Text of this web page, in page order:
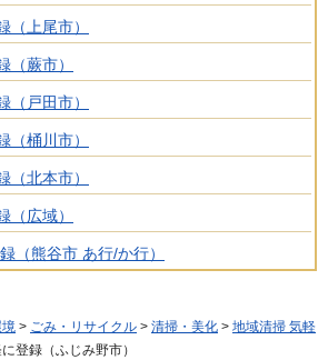
（上尾市）
（蕨市）
（戸田市）
（桶川市）
（北本市）
（広域）
（熊谷市 あ行/か行）
境 > ごみ・リサイクル > 清掃・美化 > 地域清掃 気軽
登録（ふじみ野市）